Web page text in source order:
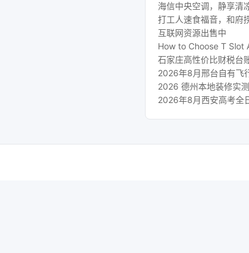
海信中央空调，静享清
打工人速食福音，和府
互联网资源出售中
How to Choose T Slot
石家庄高性价比财税台
2026年8月邢台自有飞
2026 德州本地装修实
2026年8月西安高考全